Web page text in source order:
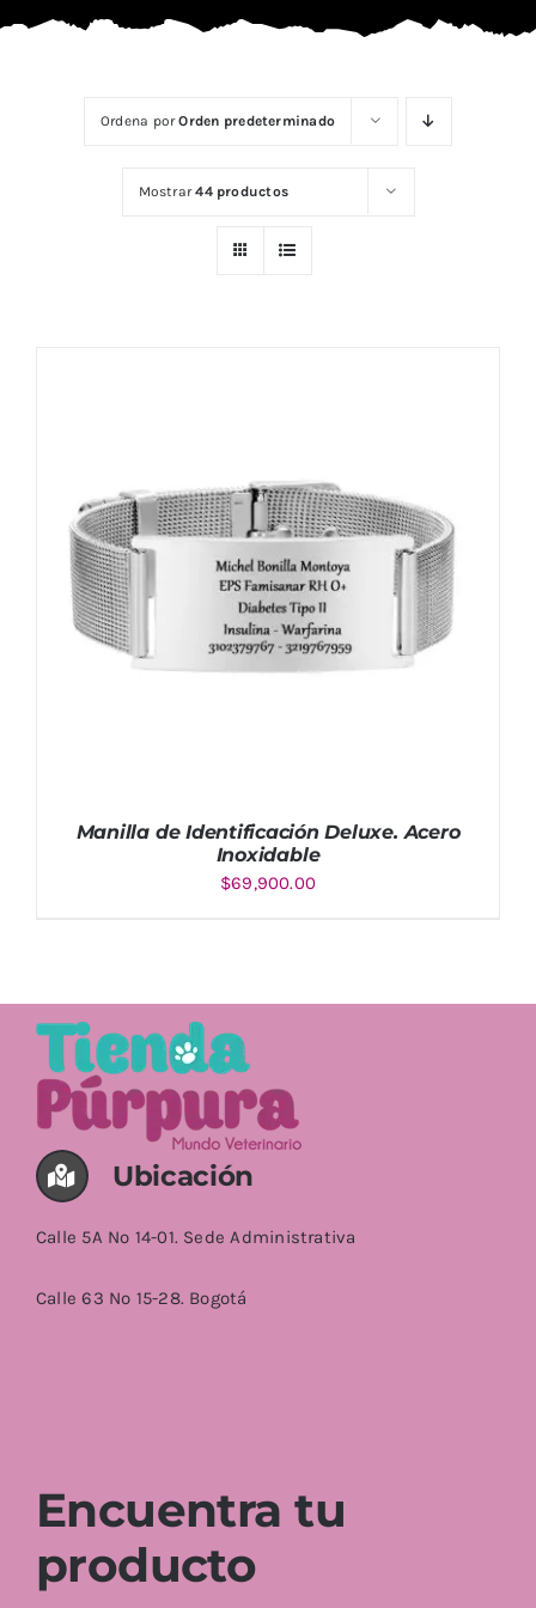
Ordena porOrden predeterminado
Mostrar44 productos
Valorado
con
de 5
AÑADIR AL CARRITO
Manilla de Identificación Deluxe. Acero
Inoxidable
$69,900.00
Ubicación
Calle 5A No 14-01. Sede Administrativa
Calle 63 No 15-28. Bogotá
Encuentra tu
producto